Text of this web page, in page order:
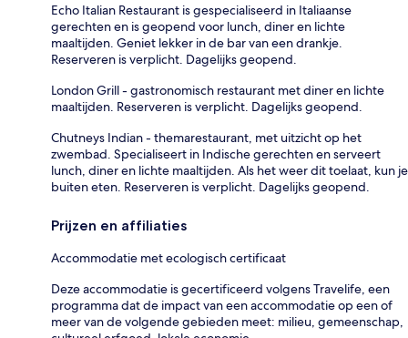
Echo Italian Restaurant is gespecialiseerd in Italiaanse
gerechten en is geopend voor lunch, diner en lichte
maaltijden. Geniet lekker in de bar van een drankje.
Reserveren is verplicht. Dagelijks geopend.
London Grill - gastronomisch restaurant met diner en lichte
maaltijden. Reserveren is verplicht. Dagelijks geopend.
Chutneys Indian - themarestaurant, met uitzicht op het
zwembad. Specialiseert in Indische gerechten en serveert
lunch, diner en lichte maaltijden. Als het weer dit toelaat, kun je
buiten eten. Reserveren is verplicht. Dagelijks geopend.
Prijzen en affiliaties
Accommodatie met ecologisch certificaat
Deze accommodatie is gecertificeerd volgens Travelife, een
programma dat de impact van een accommodatie op een of
meer van de volgende gebieden meet: milieu, gemeenschap,